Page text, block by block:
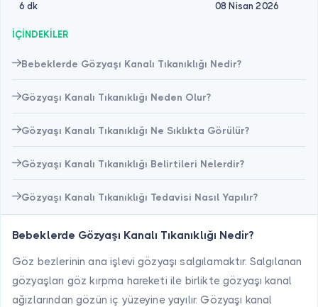
6 dk 08 Nisan 2026
İÇİNDEKİLER
Bebeklerde Gözyaşı Kanalı Tıkanıklığı Nedir?
Gözyaşı Kanalı Tıkanıklığı Neden Olur?
Gözyaşı Kanalı Tıkanıklığı Ne Sıklıkta Görülür?
Gözyaşı Kanalı Tıkanıklığı Belirtileri Nelerdir?
Gözyaşı Kanalı Tıkanıklığı Tedavisi Nasıl Yapılır?
Bebeklerde Gözyaşı Kanalı Tıkanıklığı Nedir?
Göz bezlerinin ana işlevi gözyaşı salgılamaktır. Salgılanan
gözyaşları göz kırpma hareketi ile birlikte gözyaşı kanal
ağızlarından gözün iç yüzeyine yayılır. Gözyaşı kanal